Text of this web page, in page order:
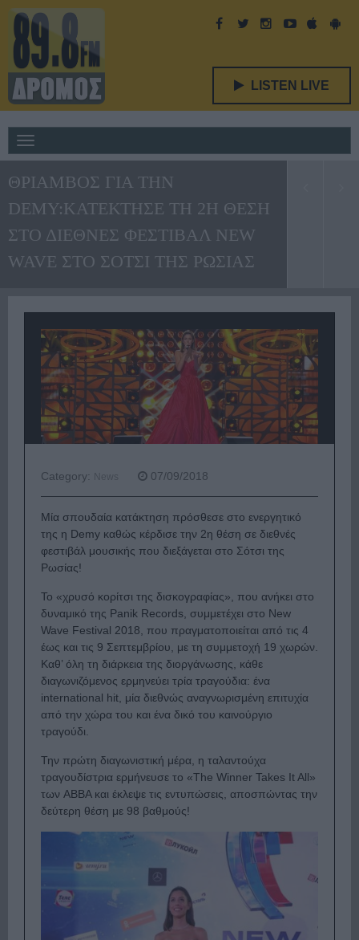
LISTEN LIVE
navigation
ΘΡΙΑΜΒΟΣ ΓΙΑ ΤΗΝ
DEMY:ΚΑΤΕΚΤΗΣΕ ΤΗ 2Η ΘΕΣΗ
ΣΤΟ ΔΙΕΘΝΕΣ ΦΕΣΤΙΒΑΛ NEW
WAVE ΣΤΟ ΣΟΤΣΙ ΤΗΣ ΡΩΣΙΑΣ
Category: News 07/09/2018
Μία σπουδαία κατάκτηση πρόσθεσε στο ενεργητικό
της η Demy καθώς κέρδισε την 2η θέση σε διεθνές
φεστιβάλ μουσικής που διεξάγεται στο Σότσι της
Ρωσίας!
Το «χρυσό κορίτσι της δισκογραφίας», που ανήκει στο
δυναμικό της Panik Records, συμμετέχει στο New
Wave Festival 2018, που πραγματοποιείται από τις 4
έως και τις 9 Σεπτεμβρίου, με τη συμμετοχή 19 χωρών.
Καθ’ όλη τη διάρκεια της διοργάνωσης, κάθε
διαγωνιζόμενος ερμηνεύει τρία τραγούδια: ένα
international hit, μία διεθνώς αναγνωρισμένη επιτυχία
από την χώρα του και ένα δικό του καινούργιο
τραγούδι.
Την πρώτη διαγωνιστική μέρα, η ταλαντούχα
τραγουδίστρια ερμήνευσε το «The Winner Takes It All»
των ABBA και έκλεψε τις εντυπώσεις, αποσπώντας την
δεύτερη θέση με 98 βαθμούς!